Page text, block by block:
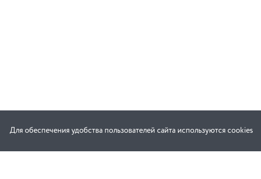
Для обеспечения удобства пользователей сайта используются cookies